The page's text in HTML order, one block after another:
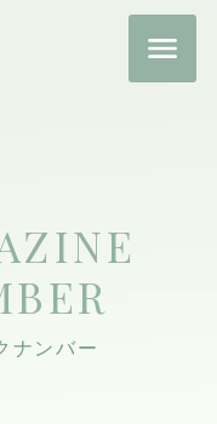
ナンバー